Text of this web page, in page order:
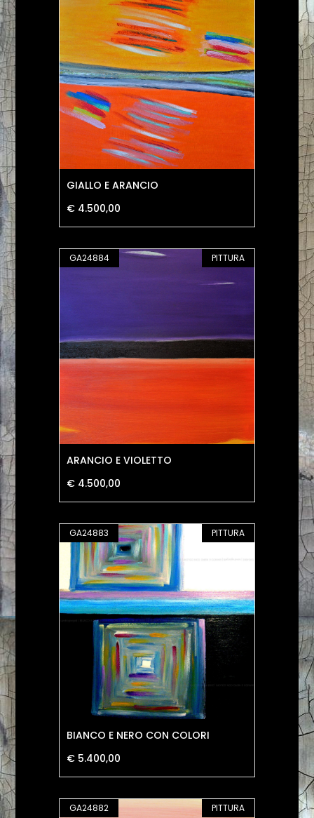
GIALLO E ARANCIO
€ 4.500,00
GA24884 PITTURA
ARANCIO E VIOLETTO
€ 4.500,00
GA24883 PITTURA
BIANCO E NERO CON COLORI
€ 5.400,00
GA24882 PITTURA